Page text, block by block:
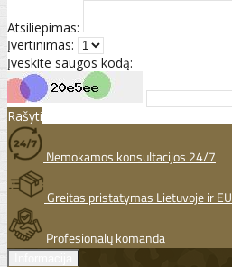
Atsiliepimas:
Įvertinimas:
Įveskite saugos kodą:
Rašyti
Nemokamos konsultacijos 24/7
Greitas pristatymas Lietuvoje ir EU
Profesionalų komanda